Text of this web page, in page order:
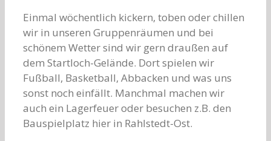
Einmal wöchentlich kickern, toben oder chillen
wir in unseren Gruppenräumen und bei
schönem Wetter sind wir gern draußen auf
dem Startloch-Gelände. Dort spielen wir
Fußball, Basketball, Abbacken und was uns
sonst noch einfällt. Manchmal machen wir
auch ein Lagerfeuer oder besuchen z.B. den
Bauspielplatz hier in Rahlstedt-Ost.